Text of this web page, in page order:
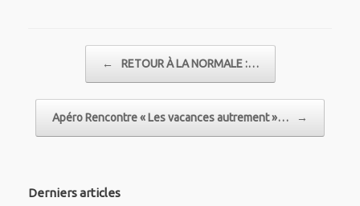
← RETOUR À LA NORMALE :…
Apéro Rencontre « Les vacances autrement »… →
Derniers articles